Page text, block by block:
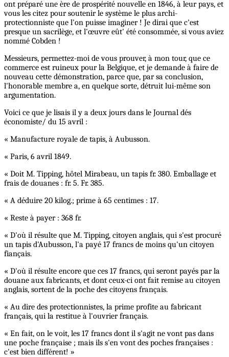
ont préparé une ère de prospérité nouvelle en 1846, à leur pays, et
vous les citez pour soutenir le système le plus archi-
protectionniste que l'on puisse imaginer ! Je dirai que c'est
presque un sacrilège, et l'œuvre eût' été consommée, si vous aviez
nommé Cobden !
Messieurs, permettez-moi de vous prouver, à mon tour, que ce
commerce est ruineux pour la Belgique, et je demande à faire de
nouveau cette démonstration, parce que, par sa conclusion,
l'honorable membre a, en quelque sorte, détruit lui-même son
argumentation.
Voici ce que je lisais il y a deux jours dans le Journal dés
économiste/ du 15 avril :
« Manufacture royale de tapis, à Aubusson.
« Paris, 6 avril 1849.
« Doit M. Tipping, hôtel Mirabeau, un tapis fr. 380. Emballage et
frais de douanes : fr. 5. Fr. 385.
« A déduire 20 kilog.; prime à 65 centimes : 17.
« Reste à payer : 368 fr.
« D'où il résulte que M. Tipping, citoyen anglais, qui s'est procuré
un tapis d'Aubusson, l'a payé 17 francs de moins qu'un citoyen
fiançais.
« D'où il résulte encore que ces 17 francs, qui seront payés par la
douane aux fabricants, et dont ceux-ci ont fait remise au citoyen
anglais, sortent de la poche des citoyens français.
« Au dire des protectionnistes, la prime profite au fabricant
français, qui la restitue à l'ouvrier français.
« En fait, on le voit, les 17 francs dont il s'agit ne vont pas dans
une poche française ; mais ils s'en vont des poches françaises :
c'est bien différent! »